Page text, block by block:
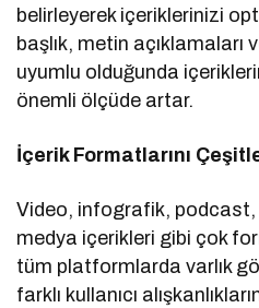
belirleyerek içeriklerinizi
başlık, metin açıklamaları
uyumlu olduğunda
önemli ölçüde artar.
İçerik Formatlarını
Video, infografik, podcast,
medya içerikleri gibi çok
tüm platformlarda varlık
farklı kullanıcı